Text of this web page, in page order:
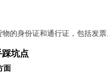
的身份证和通行证，包括发
坑点
面